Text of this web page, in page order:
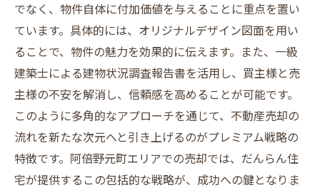
でなく、物件自体に付加価値を与えることに重点を置い
ています。具体的には、オリジナルデザイン図面を用い
ることで、物件の魅力を効果的に伝えます。また、一級
建築士による建物状況調査報告書を活用し、買主様と売
主様の不安を解消し、信頼感を高めることが可能です。
このように多角的なアプローチを通じて、不動産売却の
流れを新たな次元へと引き上げるのがプレミアム戦略の
特徴です。阿倍野元町エリアでの売却では、だんらん住
宅が提供するこの包括的な戦略が、成功への鍵となりま